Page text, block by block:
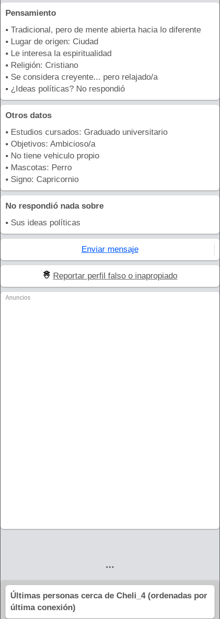
Pensamiento
▪ Tradicional, pero de mente abierta hacia lo diferente
▪ Lugar de origen: Ciudad
▪ Le interesa la espiritualidad
▪ Religión: Cristiano
▪ Se considera creyente... pero relajado/a
▪ ¿Ideas políticas? No respondió
Otros datos
▪ Estudios cursados: Graduado universitario
▪ Objetivos: Ambicioso/a
▪ No tiene vehiculo propio
▪ Mascotas: Perro
▪ Signo: Capricornio
No respondió nada sobre
▪ Sus ideas políticas
Enviar mensaje
Reportar perfil falso o inapropiado
Anuncios
...
Últimas personas cerca de Cheli_4 (ordenadas por
última conexión)